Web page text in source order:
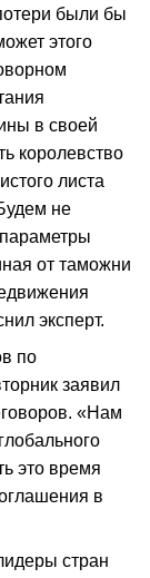
были бы
этого
в своей
королевство
листа
не
от таможни
эксперт.
по
заявил
«Нам
это время
в
стран